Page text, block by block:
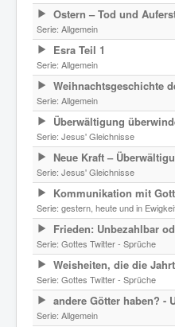
Ostern – Tod und
Serie: Allgemein
Esra Teil 1
Serie: Allgemein
Weihnachtsgeschichte
Serie: Allgemein
Überwältigung
Serie: Jesus' Gleichnisse
Neue Kraft –
Serie: Jesus' Gleichnisse
Kommunikation mit Gott
Serie: gestern, heute und in
Frieden: Unbezahlbar
Serie: Gottes Twitter - Sprüche
Weisheiten, die die
Serie: Gottes Twitter - Sprüche
andere Götter haben? -
Serie: Allgemein